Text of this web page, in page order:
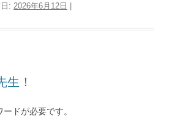
: 2026年6月12日 |
！
ドが必要です。